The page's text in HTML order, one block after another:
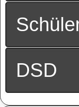
DSD